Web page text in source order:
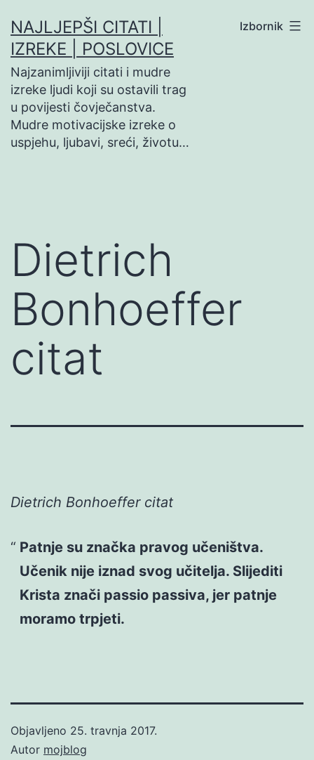
na
sadržaj
NAJLJEPŠI CITATI |
IZREKE | POSLOVICE
Najzanimljiviji citati i mudre
izreke ljudi koji su ostavili trag
u povijesti čovječanstva.
Mudre motivacijske izreke o
uspjehu, ljubavi, sreći, životu…
Izbornik
Dietrich
Bonhoeffer
citat
Dietrich Bonhoeffer citat
Patnje su značka pravog učeništva.
Učenik nije iznad svog učitelja. Slijediti
Krista znači passio passiva, jer patnje
moramo trpjeti.
Objavljeno 25. travnja 2017.
Autor mojblog